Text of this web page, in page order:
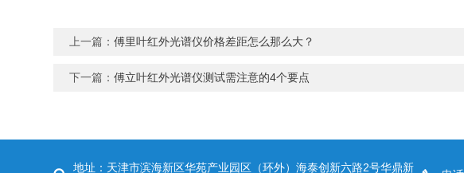
上一篇：傅里叶红外光谱仪价格差距怎么那么大？
下一篇：傅立叶红外光谱仪测试需注意的4个要点
地址：天津市滨海新区华苑产业园区（环外）海泰创新六路2号华鼎新